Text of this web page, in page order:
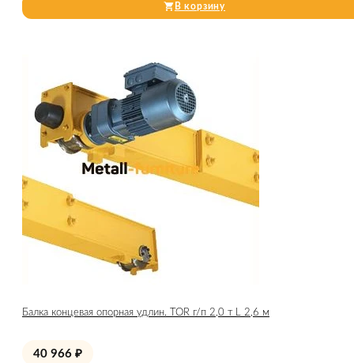
В корзину
Балка концевая опорная удлин. TOR г/п 2,0 т L 2,6 м
40 966 ₽